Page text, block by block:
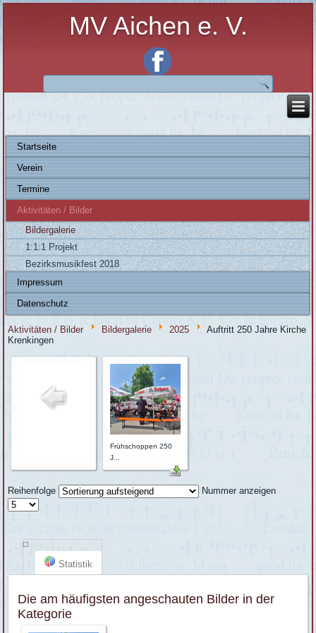
MV Aichen e. V.
Startseite
Verein
Termine
Aktivitäten / Bilder
Bildergalerie
1:1:1 Projekt
Bezirksmusikfest 2018
Impressum
Datenschutz
Aktivitäten / Bilder Bildergalerie 2025
Auftritt 250 Jahre Kirche
Krenkingen
Frühschoppen 250
J...
Reihenfolge Nummer anzeigen
Statistik
Die am häufigsten angeschauten Bilder in der
Kategorie